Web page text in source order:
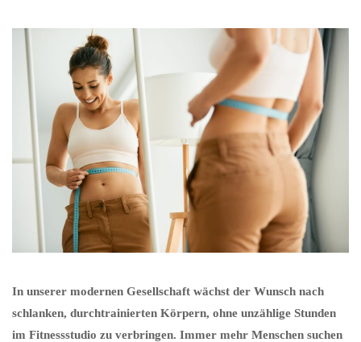
In unserer modernen Gesellschaft wächst der Wunsch nach
schlanken, durchtrainierten Körpern, ohne unzählige Stunden
im Fitnessstudio zu verbringen. Immer mehr Menschen suchen